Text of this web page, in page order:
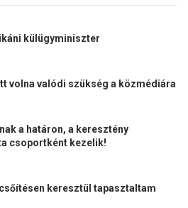
külügyminiszter
volna valódi szükség a közmédiára
a határon, a keresztény
csoportként kezelik!
keresztül tapasztaltam